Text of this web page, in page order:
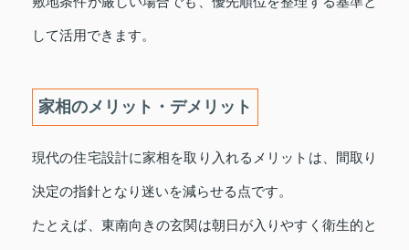
して活用できます。
家相のメリット・デメリット
現代の住宅設計に家相を取り入れるメリットは、間取り
決定の指針となり迷いを減らせる点です。
たとえば、東南向きの玄関は朝日が入りやすく衛生的と